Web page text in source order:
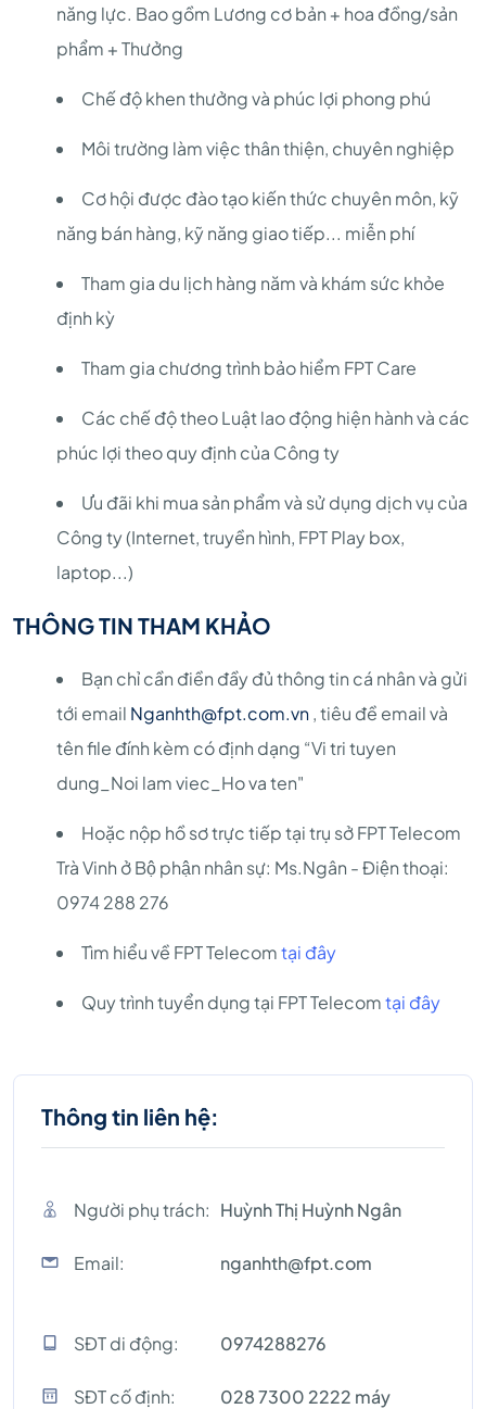
năng lực. Bao gồm Lương cơ bản + hoa đồng/sản
phẩm + Thưởng
Chế độ khen thưởng và phúc lợi phong phú
Môi trường làm việc thân thiện, chuyên nghiệp
Cơ hội được đào tạo kiến thức chuyên môn, kỹ
năng bán hàng, kỹ năng giao tiếp... miễn phí
Tham gia du lịch hàng năm và khám sức khỏe
định kỳ
Tham gia chương trình bảo hiểm FPT Care
Các chế độ theo Luật lao động hiện hành và các
phúc lợi theo quy định của Công ty
Ưu đãi khi mua sản phẩm và sử dụng dịch vụ của
Công ty (Internet, truyền hình, FPT Play box,
laptop...)
THÔNG TIN THAM KHẢO
Bạn chỉ cần điền đầy đủ thông tin cá nhân và gửi
tới email Nganhth@fpt.com.vn, tiêu đề email và
tên file đính kèm có định dạng “Vi tri tuyen
dung_Noi lam viec_Ho va ten"
Hoặc nộp hồ sơ trực tiếp tại trụ sở FPT Telecom
Trà Vinh ở Bộ phận nhân sự: Ms.Ngân - Điện thoại:
0974 288 276
Tìm hiểu về FPT Telecomtại đây
Quy trình tuyển dụng tại FPT Telecomtại đây
Thông tin liên hệ:
Người phụ trách: Huỳnh Thị Huỳnh Ngân
Email: nganhth@fpt.com
SĐT di động: 0974288276
SĐT cố định:
028 7300 2222 máy